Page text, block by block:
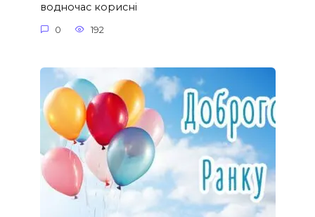
водночас корисні
0 192